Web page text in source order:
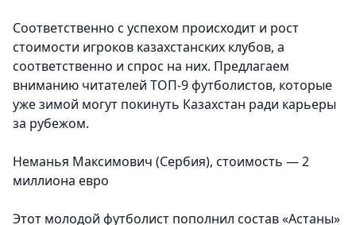
Соответственно с успехом происходит и рост
стоимости игроков казахстанских клубов, а
соответственно и спрос на них. Предлагаем
вниманию читателей ТОП-9 футболистов, которые
уже зимой могут покинуть Казахстан ради карьеры
за рубежом.
Неманья Максимович (Сербия), стоимость — 2
миллиона евро
Этот молодой футболист пополнил состав «Астаны»